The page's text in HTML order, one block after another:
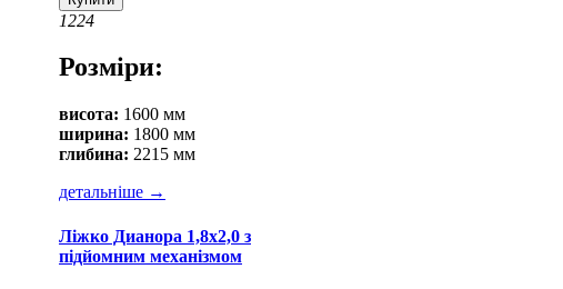
1224
Розміри:
висота: 1600 мм
ширина: 1800 мм
глибина: 2215 мм
детальніше →
Ліжко Дианора 1,8х2,0 з
підйомним механізмом